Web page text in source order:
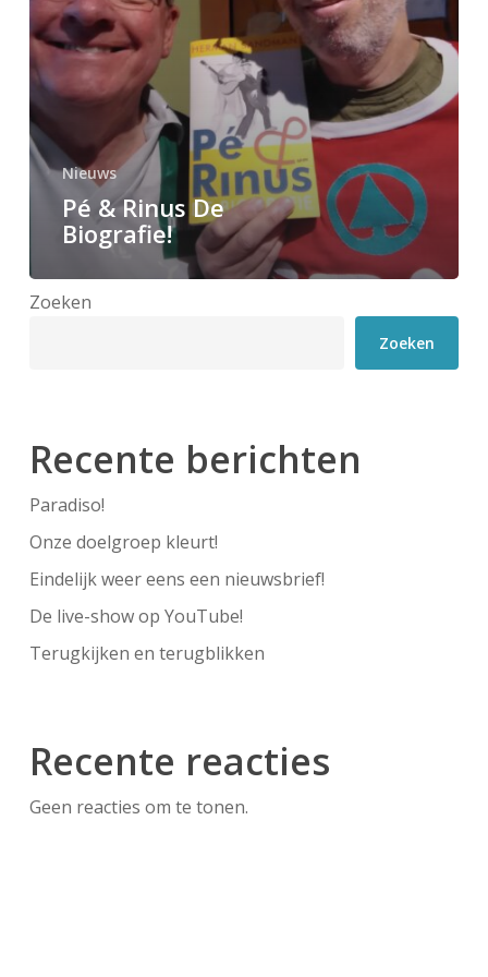
Nieuws
Pé & Rinus De
Biografie!
Zoeken
Zoeken
Recente berichten
Paradiso!
Onze doelgroep kleurt!
Eindelijk weer eens een nieuwsbrief!
De live-show op YouTube!
Terugkijken en terugblikken
Recente reacties
Geen reacties om te tonen.